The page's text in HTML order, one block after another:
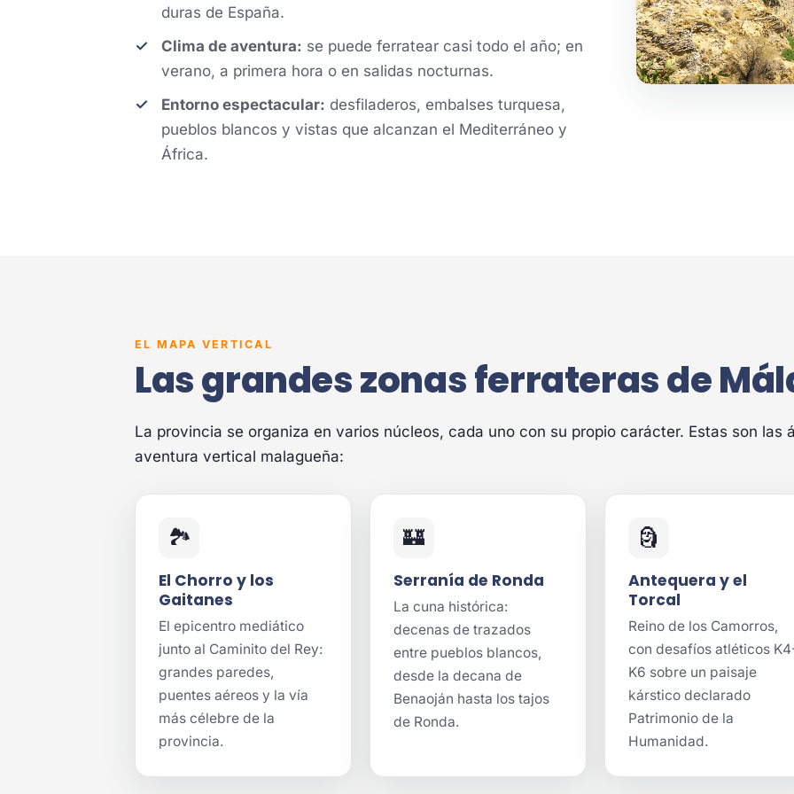
duras de España.
Clima de aventura: se puede ferratear casi todo el año; en
verano, a primera hora o en salidas nocturnas.
Entorno espectacular: desfiladeros, embalses turquesa,
pueblos blancos y vistas que alcanzan el Mediterráneo y
África.
EL MAPA VERTICAL
Las grandes zonas ferrateras de
La provincia se organiza en varios núcleos, cada uno con su propio carácter. Estas son las
aventura vertical malagueña:
🏞️
El Chorro y los
Gaitanes
El epicentro mediático
junto al Caminito del Rey:
grandes paredes,
puentes aéreos y la vía
más célebre de la
provincia.
🏰
Serranía de Ronda
La cuna histórica:
decenas de trazados
entre pueblos blancos,
desde la decana de
Benaoján hasta los tajos
de Ronda.
🗿
Antequera y el
Torcal
Reino de los Camorros,
con desafíos atléticos
K6 sobre un paisaje
kárstico declarado
Patrimonio de la
Humanidad.